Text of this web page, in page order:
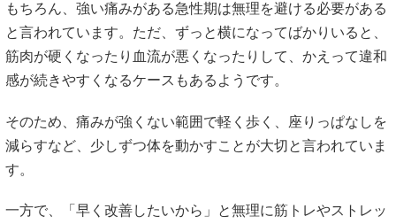
もちろん、強い痛みがある急性期は無理を避ける必要がある
と言われています。ただ、ずっと横になってばかりいると、
筋肉が硬くなったり血流が悪くなったりして、かえって違和
感が続きやすくなるケースもあるようです。
そのため、痛みが強くない範囲で軽く歩く、座りっぱなしを
減らすなど、少しずつ体を動かすことが大切と言われていま
す。
一方で、「早く改善したいから」と無理に筋トレやストレッ